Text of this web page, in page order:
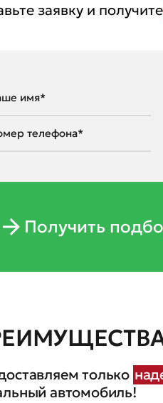
заявку и получите
Получить
только
автомобиль!